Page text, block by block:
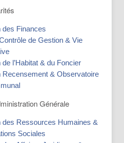
des Finances
de Gestion & Vie
de l’Habitat & du Foncier
Recensement & Observatoire
Générale
des Ressources Humaines &
Sociales